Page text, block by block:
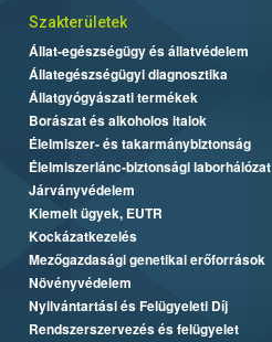
Szakterületek
Állat-egészségügy és állatvédelem
Állategészségügyi diagnosztika
Állatgyógyászati termékek
Borászat és alkoholos italok
Élelmiszer- és takarmánybiztonság
Élelmiszerlánc-biztonsági laborhálózat
Járványvédelem
Kiemelt ügyek, EUTR
Kockázatkezelés
Mezőgazdasági genetikai erőforrások
Növényvédelem
Nyilvántartási és Felügyeleti Díj
Rendszerszervezés és felügyelet